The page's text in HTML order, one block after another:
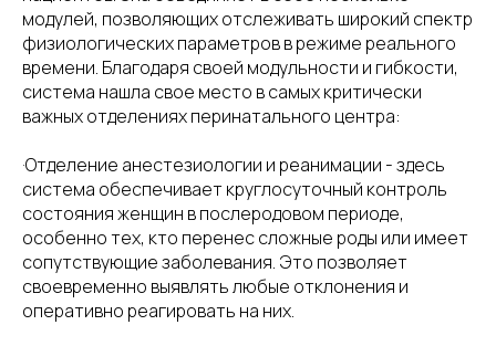
модулей, позволяющих отслеживать широкий спектр
физиологических параметров в режиме реального
времени. Благодаря своей модульности и гибкости,
система нашла свое место в самых критически
важных отделениях перинатального центра:
·Отделение анестезиологии и реанимации - здесь
система обеспечивает круглосуточный контроль
состояния женщин в послеродовом периоде,
особенно тех, кто перенес сложные роды или имеет
сопутствующие заболевания. Это позволяет
своевременно выявлять любые отклонения и
оперативно реагировать на них.